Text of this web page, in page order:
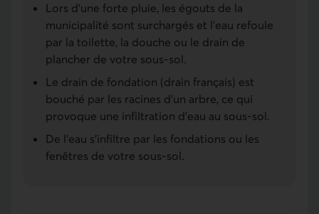
Lors d’une forte pluie, les égouts de la
municipalité sont surchargés et l’eau refoule
par la toilette, la douche ou le drain de
plancher de votre sous-sol.
Le drain de fondation (drain français) est
bouché par les racines d’un arbre, ce qui
provoque une infiltration d’eau au sous-sol.
De l’eau s’infiltre par les fondations ou les
fenêtres de votre sous-sol.